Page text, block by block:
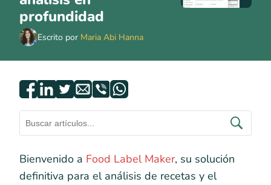
profundidad
Escrito por Maria Abi Hanna
Bienvenido a Food Label Maker, su solución
definitiva para el análisis de recetas y el